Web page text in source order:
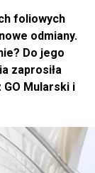
foliowych
odmiany.
Do jego
zaprosiła
Mularski i